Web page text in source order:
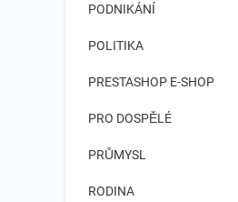
PODNIKÁNÍ
POLITIKA
PRESTASHOP E-SHOP
PRO DOSPĚLÉ
PRŮMYSL
RODINA